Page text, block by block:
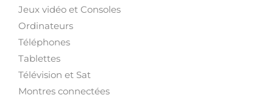
Jeux vidéo et Consoles
Ordinateurs
Téléphones
Tablettes
Télévision et Sat
Montres connectées